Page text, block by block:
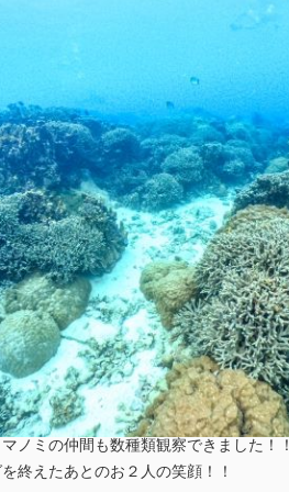
ノミの仲間も数種類観察できました！！
終えたあとのお２人の笑顔！！